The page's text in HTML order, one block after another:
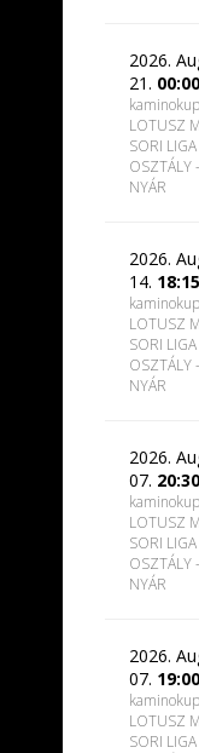
2026.
21. 00:00
LOTUSZ
SORI
OSZTÁLY
NYÁR
2026.
14. 18:15
LOTUSZ
SORI
OSZTÁLY
NYÁR
2026.
07. 20:30
LOTUSZ
SORI
OSZTÁLY
NYÁR
2026.
07. 19:00
LOTUSZ
SORI